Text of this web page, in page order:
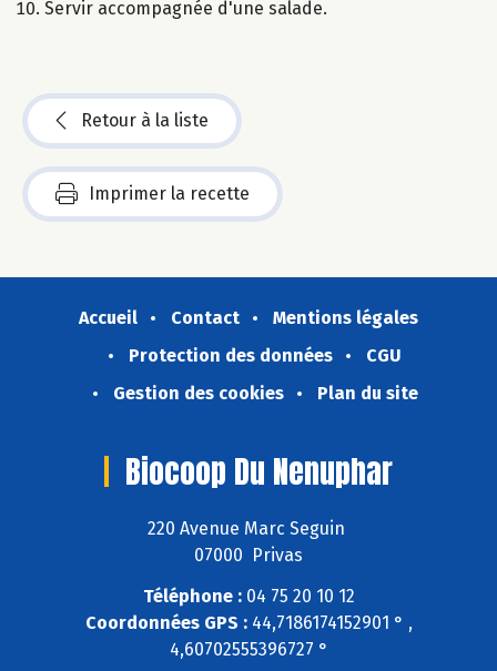
Servir accompagnée d'une salade.
Retour à la liste
Imprimer la recette
Accueil Contact
Mentions légales
Protection des données
CGU
Gestion des cookies
Plan du site
Biocoop Du Nenuphar
220 Avenue Marc Seguin
07000 Privas
Téléphone :04 75 20 10 12
Coordonnées GPS :44,7186174152901 ° ,
4,60702555396727 °